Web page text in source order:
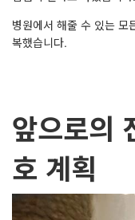
병원에서 해줄 수 있는 모
복했습니다.
앞으로의
호 계획